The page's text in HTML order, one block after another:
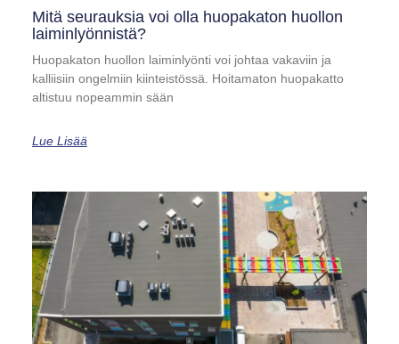
Mitä seurauksia voi olla huopakaton huollon
laiminlyönnistä?
Huopakaton huollon laiminlyönti voi johtaa vakaviin ja
kalliisiin ongelmiin kiinteistössä. Hoitamaton huopakatto
altistuu nopeammin sään
Lue Lisää